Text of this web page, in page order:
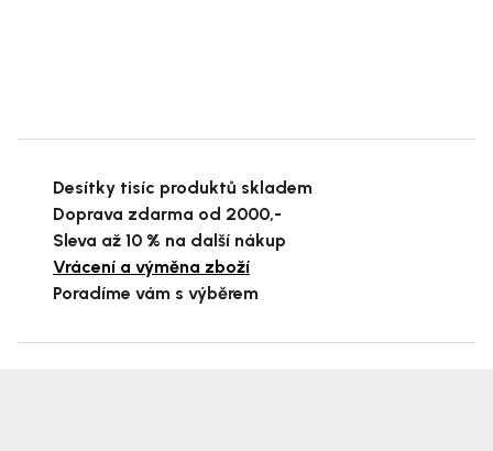
Desítky tisíc produktů skladem
Doprava zdarma od 2000,-
Sleva až 10 % na další nákup
Vrácení a výměna zboží
Poradíme vám s výběrem